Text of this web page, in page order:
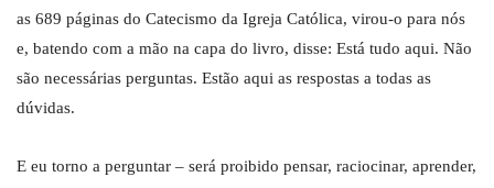
as 689 páginas do Catecismo da Igreja Católica, virou-o para nós
e, batendo com a mão na capa do livro, disse: Está tudo aqui. Não
são necessárias perguntas. Estão aqui as respostas a todas as
dúvidas.
E eu torno a perguntar – será proibido pensar, raciocinar, aprender,